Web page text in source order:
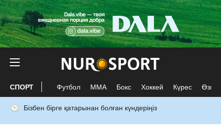
СПОРТ Футбол ММА Бокс Хоккей Күрес Өзге
Бізбен бірге қатарынан болған күндеріңіз